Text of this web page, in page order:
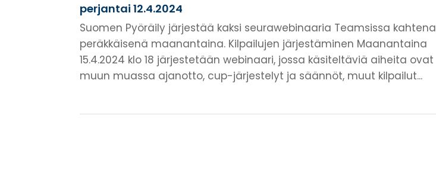
perjantai 12.4.2024
Suomen Pyöräily järjestää kaksi seurawebinaaria Teamsissa kahtena
peräkkäisenä maanantaina. Kilpailujen järjestäminen Maanantaina
15.4.2024 klo 18 järjestetään webinaari, jossa käsiteltäviä aiheita ovat
muun muassa ajanotto, cup-järjestelyt ja säännöt, muut kilpailut...